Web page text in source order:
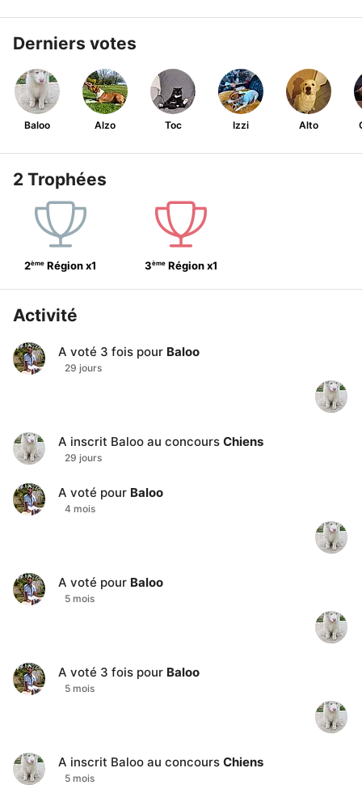
Derniers votes
Baloo Alzo Toc Izzi Alto
2 Trophées
2ème Régionx1 3ème Régionx1
Activité
A voté 3 fois pour Baloo
29 jours
A inscrit Baloo au concours Chiens
29 jours
A voté pour Baloo
4 mois
A voté pour Baloo
5 mois
A voté 3 fois pour Baloo
5 mois
A inscrit Baloo au concours Chiens
5 mois